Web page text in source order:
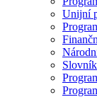
Unijní